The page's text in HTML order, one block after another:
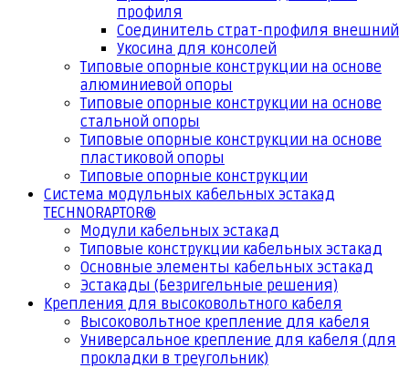
профиля
Соединитель страт-профиля внешний
Укосина для консолей
Типовые опорные конструкции на основе
алюминиевой опоры
Типовые опорные конструкции на основе
стальной опоры
Типовые опорные конструкции на основе
пластиковой опоры
Типовые опорные конструкции
Система модульных кабельных эстакад
TECHNORAPTOR®
Модули кабельных эстакад
Типовые конструкции кабельных эстакад
Основные элементы кабельных эстакад
Эстакады (Безригельные решения)
Крепления для высоковольтного кабеля
Высоковольтное крепление для кабеля
Универсальное крепление для кабеля (для
прокладки в треугольник)